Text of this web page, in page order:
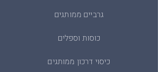
גרביים ממותגים
כוסות וספלים
כיסוי דרכון ממותגים